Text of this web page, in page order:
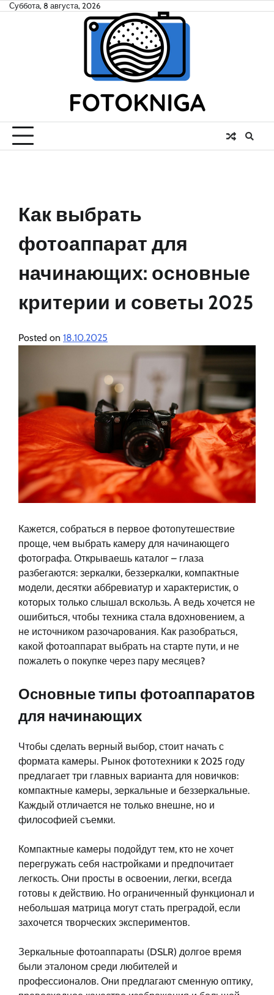
SkipСуббота, 8 августа, 2026
Как выбрать
фотоаппарат для
начинающих: основные
критерии и советы 2025
Posted on 18.10.2025
Кажется, собраться в первое фотопутешествие
проще, чем выбрать камеру для начинающего
фотографа. Открываешь каталог – глаза
разбегаются: зеркалки, беззеркалки, компактные
модели, десятки аббревиатур и характеристик, о
которых только слышал вскользь. А ведь хочется не
ошибиться, чтобы техника стала вдохновением, а
не источником разочарования. Как разобраться,
какой фотоаппарат выбрать на старте пути, и не
пожалеть о покупке через пару месяцев?
Основные типы фотоаппаратов
для начинающих
Чтобы сделать верный выбор, стоит начать с
формата камеры. Рынок фототехники к 2025 году
предлагает три главных варианта для новичков:
компактные камеры, зеркальные и беззеркальные.
Каждый отличается не только внешне, но и
философией съемки.
Компактные камеры подойдут тем, кто не хочет
перегружать себя настройками и предпочитает
легкость. Они просты в освоении, легки, всегда
готовы к действию. Но ограниченный функционал и
небольшая матрица могут стать преградой, если
захочется творческих экспериментов.
Зеркальные фотоаппараты (DSLR) долгое время
были эталоном среди любителей и
профессионалов. Они предлагают сменную оптику,